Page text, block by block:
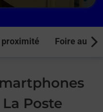
proximité Foire aux
Poste